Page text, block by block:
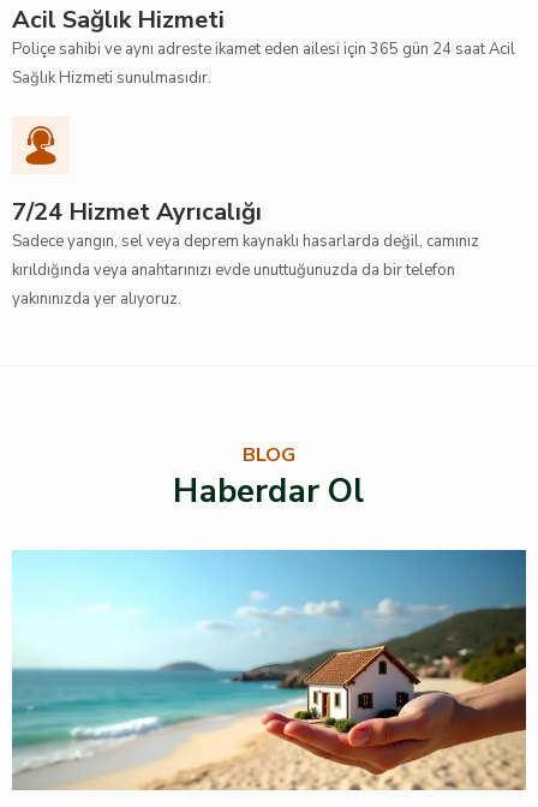
Acil Sağlık Hizmeti
Poliçe sahibi ve aynı adreste ikamet eden ailesi için 365 gün 24 saat Acil
Sağlık Hizmeti sunulmasıdır.
7/24 Hizmet Ayrıcalığı
Sadece yangın, sel veya deprem kaynaklı hasarlarda değil, camınız
kırıldığında veya anahtarınızı evde unuttuğunuzda da bir telefon
yakınınızda yer alıyoruz.
BLOG
Haberdar Ol